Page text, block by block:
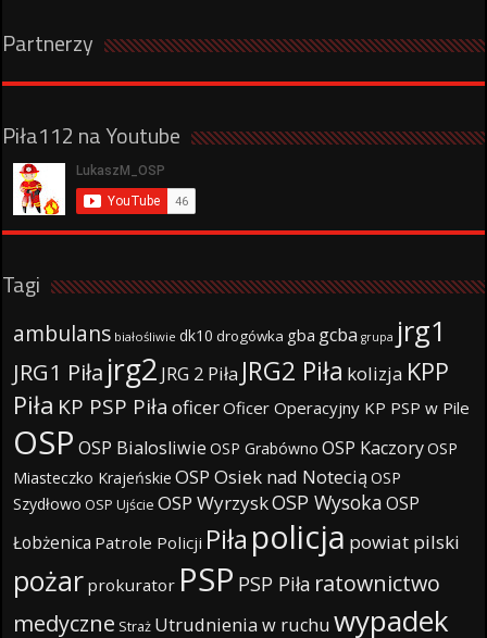
Partnerzy
Piła112 na Youtube
Tagi
ambulans białośliwie dk10 drogówka gba gcba grupa jrg1
JRG1 Piła jrg2 JRG 2 Piła JRG2 Piła kolizja KPP
Piła KP PSP Piła oficerOficer Operacyjny KP PSP w Pile
OSP OSP Bialosliwie OSP Grabówno OSP KaczoryOSP
Miasteczko Krajeńskie OSP Osiek nad Notecią OSP
Szydłowo OSP Ujście OSP WyrzyskOSP WysokaOSP
Łobżenica Patrole Policji Piła policja powiat pilski
pożar prokurator PSP PSP Piła ratownictwo
medyczne Straż Utrudnienia w ruchu wypadek